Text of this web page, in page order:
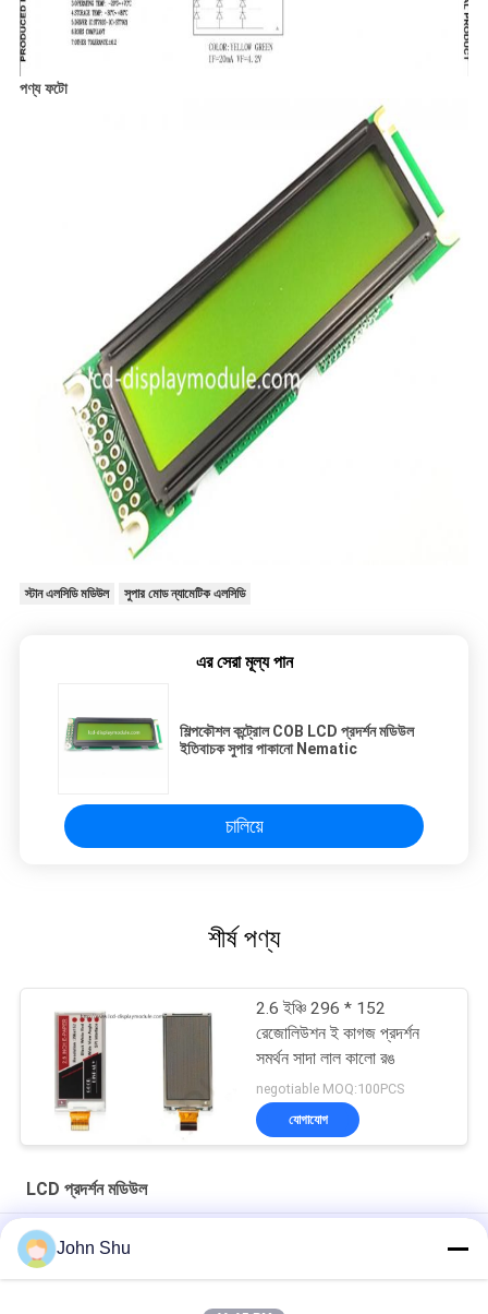
পণ্য ফটো
স্টান এলসিডি মডিউল সুপার মোড ন্যামেটিক এলসিডি
এর সেরা মূল্য পান
শিল্পকৌশল কন্ট্রোল COB LCD প্রদর্শন মডিউল
ইতিবাচক সুপার পাকানো Nematic
চালিয়ে
শীর্ষ পণ্য
2.6 ইঞ্চি 296 * 152
রেজোলিউশন ই কাগজ প্রদর্শন
সমর্থন সাদা লাল কালো রঙ
negotiable MOQ:100PCS
যোগাযোগ
LCD প্রদর্শন মডিউল
রেজোলিউশন 192 এক্স 64 এলসিডি ডিসপ্লে মডিউল COG FSTN হলুদ সবুজ পরিবারের
6 ও 'ক্লক কং LCD মডিউল, 160 এক্স 96 আইএসও 14001 হোয়াইট LED FSTN
John Shu